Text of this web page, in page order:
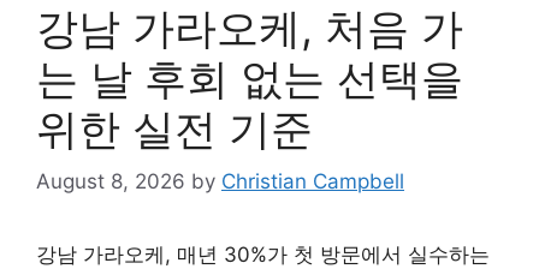
강남 가라오케, 처음 가
는 날 후회 없는 선택을
위한 실전 기준
August 8, 2026 by Christian Campbell
강남 가라오케, 매년 30%가 첫 방문에서 실수하는